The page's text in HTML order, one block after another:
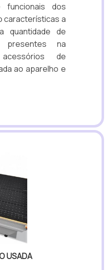
dos
características a
quantidade de
presentes na
de
ao aparelho e
USADA